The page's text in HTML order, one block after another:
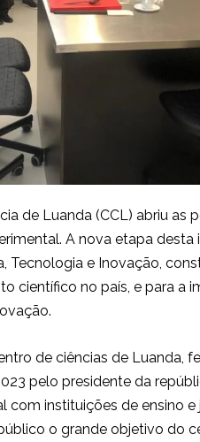
de Luanda (CCL) abriu as
A nova etapa desta
Tecnologia e Inovação,
científico no país, e para a
de ciências de Luanda,
pelo presidente da
com instituições de ensino
o grande objetivo do